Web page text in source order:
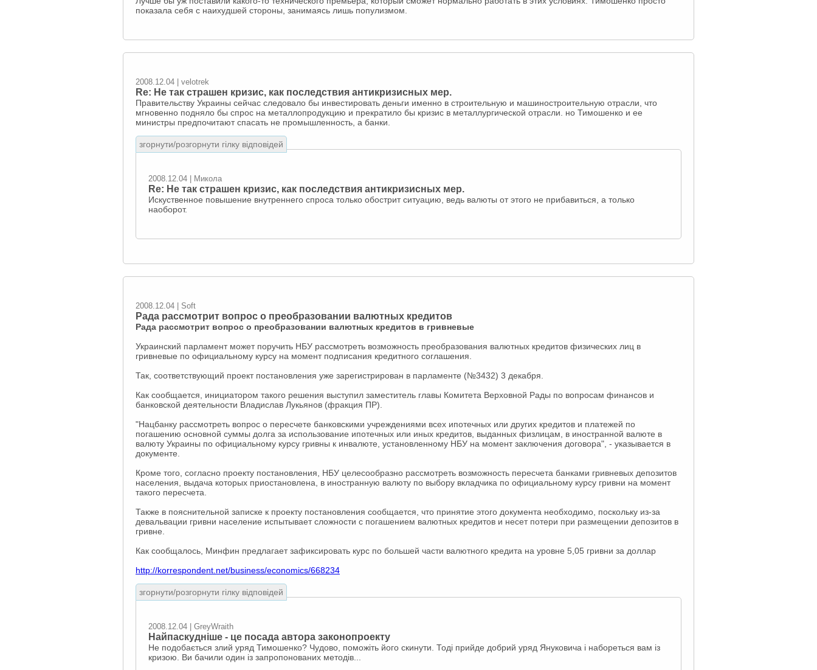
показала себя с наихудшей стороны, занимаясь лишь популизмом.
2008.12.04 | velotrek
Re: Не так страшен кризис, как последствия антикризисных мер.
Правительству Украины сейчас следовало бы инвестировать деньги именно в строительную и машиностроительную отрасли, что
мгновенно подняло бы спрос на металлопродукцию и прекратило бы кризис в металлургической отрасли. но Тимошенко и ее
министры предпочитают спасать не промышленность, а банки.
згорнути/розгорнути гілку відповідей
2008.12.04 | Микола
Re: Не так страшен кризис, как последствия антикризисных мер.
Искуственное повышение внутреннего спроса только обострит ситуацию, ведь валюты от этого не прибавиться, а только
наоборот.
2008.12.04 | Soft
Рада рассмотрит вопрос о преобразовании валютных кредитов
Рада рассмотрит вопрос о преобразовании валютных кредитов в гривневые
Украинский парламент может поручить НБУ рассмотреть возможность преобразования валютных кредитов физических лиц в
гривневые по официальному курсу на момент подписания кредитного соглашения.
Так, соответствующий проект постановления уже зарегистрирован в парламенте (№3432) 3 декабря.
Как сообщается, инициатором такого решения выступил заместитель главы Комитета Верховной Рады по вопросам финансов и
банковской деятельности Владислав Лукьянов (фракция ПР).
"Нацбанку рассмотреть вопрос о пересчете банковскими учреждениями всех ипотечных или других кредитов и платежей по
погашению основной суммы долга за использование ипотечных или иных кредитов, выданных физлицам, в иностранной валюте в
валюту Украины по официальному курсу гривны к инвалюте, установленному НБУ на момент заключения договора", - указывается в
документе.
Кроме того, согласно проекту постановления, НБУ целесообразно рассмотреть возможность пересчета банками гривневых депозитов
населения, выдача которых приостановлена, в иностранную валюту по выбору вкладчика по официальному курсу гривни на момент
такого пересчета.
Также в пояснительной записке к проекту постановления сообщается, что принятие этого документа необходимо, поскольку из-за
девальвации гривни население испытывает сложности с погашением валютных кредитов и несет потери при размещении депозитов в
гривне.
Как сообщалось, Минфин предлагает зафиксировать курс по большей части валютного кредита на уровне 5,05 гривни за доллар
http://korrespondent.net/business/economics/668234
згорнути/розгорнути гілку відповідей
2008.12.04 | GreyWraith
Найпаскудніше - це посада автора законопроекту
Не подобається злий уряд Тимошенко? Чудово, поможіть його скинути. Тоді прийде добрий уряд Януковича і набореться вам із
кризою. Ви бачили один із запропонованих методів...